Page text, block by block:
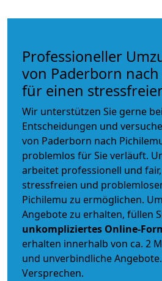
Professioneller
von Paderborn
für einen
Wir unterstützen Sie gerne
Entscheidungen und
von Paderborn nach
problemlos für Sie verläuft.
arbeitet professionell und fair
stressfreien und
Pichilemu zu ermöglichen.
Angebote zu erhalten, füllen
unkompliziertes Online-
erhalten innerhalb von ca. 2
und unverbindliche
Versprechen.